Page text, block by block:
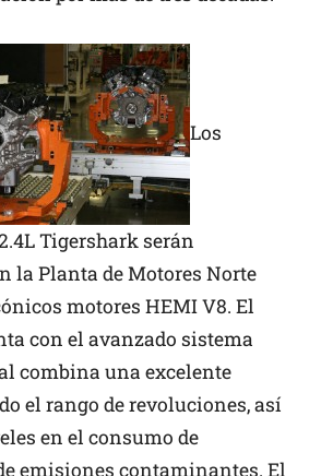
Los
Tigershark serán
la Planta de Motores Norte
motores HEMI V8. El
con el avanzado sistema
combina una excelente
el rango de revoluciones, así
en el consumo de
emisiones contaminantes. El